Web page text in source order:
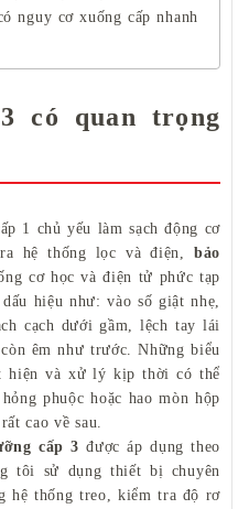
nguy cơ xuống cấp nhanh
có quan trọng
1 chủ yếu làm sạch động cơ
hệ thống lọc và điện, bảo
cơ học và điện tử phức tạp
hiệu như: vào số giật nhẹ,
cạch dưới gầm, lệch tay lái
êm như trước. Những biểu
hiện và xử lý kịp thời có thể
phuộc hoặc hao mòn hộp
cao về sau.
cấp 3 được áp dụng theo
tôi sử dụng thiết bị chuyên
hệ thống treo, kiểm tra độ rơ